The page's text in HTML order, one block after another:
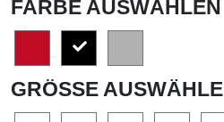
FARBE AUSWÄHLEN
GRÖSSE AUSWÄHLEN